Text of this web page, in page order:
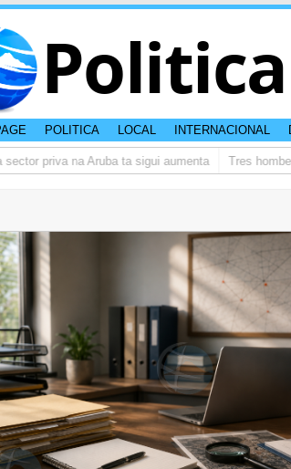
Politica
POLITICA LOCAL INTERNACIONAL
priva na Aruba ta sigui aumenta Tres homber